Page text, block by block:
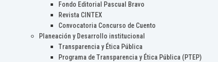
Fondo Editorial Pascual Bravo
Revista CINTEX
Convocatoria Concurso de Cuento
Planeación y Desarrollo institucional
Transparencia y Ética Pública
Programa de Transparencia y Ética Pública (PTEP)